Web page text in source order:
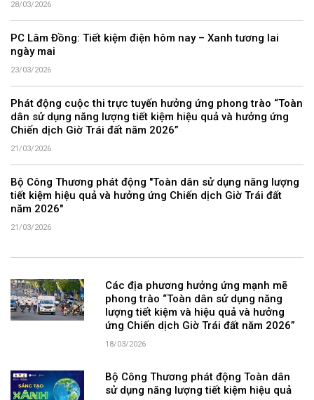
28/03/2026
PC Lâm Đồng: Tiết kiệm điện hôm nay – Xanh tương lai
ngày mai
23/03/2026
Phát động cuộc thi trực tuyến hưởng ứng phong trào “Toàn
dân sử dụng năng lượng tiết kiệm hiệu quả và hưởng ứng
Chiến dịch Giờ Trái đất năm 2026”
21/03/2026
Bộ Công Thương phát động "Toàn dân sử dụng năng lượng
tiết kiệm hiệu quả và hưởng ứng Chiến dịch Giờ Trái đất
năm 2026"
21/03/2026
Các địa phương hưởng ứng mạnh mẽ
phong trào “Toàn dân sử dụng năng
lượng tiết kiệm và hiệu quả và hưởng
ứng Chiến dịch Giờ Trái đất năm 2026”
18/03/2026
Bộ Công Thương phát động Toàn dân
sử dụng năng lượng tiết kiệm hiệu quả